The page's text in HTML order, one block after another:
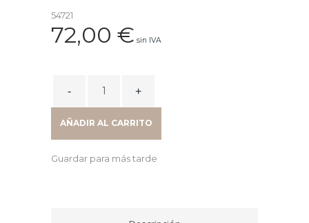
54721
72,00 € sin IVA
DOBLE
55
AÑADIR AL CARRITO
Guardar para más tarde